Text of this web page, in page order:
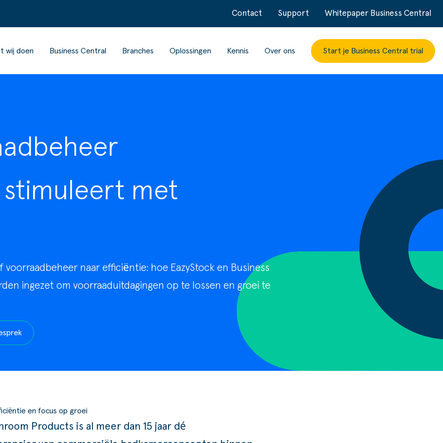
Contact Support Whitepaper Business Central
wij doen Business Central Branches Oplossingen Kennis Over ons Start je Business Central trial
met
voorraadbeheer naar efficiëntie: hoe EazyStock en Business
ingezet om voorraaduitdagingen op te lossen en groei te
en focus op groei
Products is al meer dan 15 jaar dé